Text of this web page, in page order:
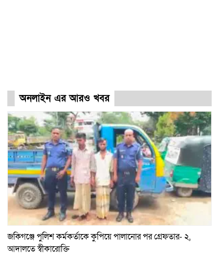
অনলাইন এর আরও খবর
জকিগঞ্জে পুলিশ কর্মকর্তাকে কুপিয়ে পালানোর পর গ্রেফতার- ২,
আদালতে স্বীকারোক্তি